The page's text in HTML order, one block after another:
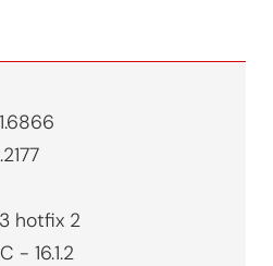
hotfix 2
- 16.1.2